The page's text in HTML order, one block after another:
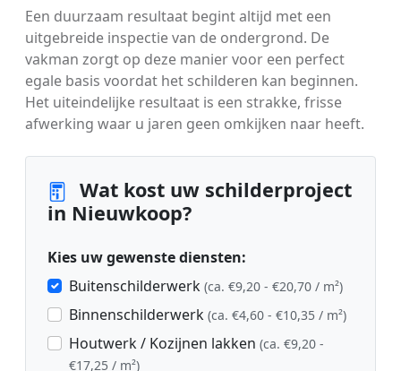
Een duurzaam resultaat begint altijd met een
uitgebreide inspectie van de ondergrond. De
vakman zorgt op deze manier voor een perfect
egale basis voordat het schilderen kan beginnen.
Het uiteindelijke resultaat is een strakke, frisse
afwerking waar u jaren geen omkijken naar heeft.
Wat kost uw schilderproject
in Nieuwkoop?
Kies uw gewenste diensten:
Buitenschilderwerk (ca. €9,20 - €20,70 / m²)
Binnenschilderwerk (ca. €4,60 - €10,35 / m²)
Houtwerk / Kozijnen lakken (ca. €9,20 -
€17,25 / m²)